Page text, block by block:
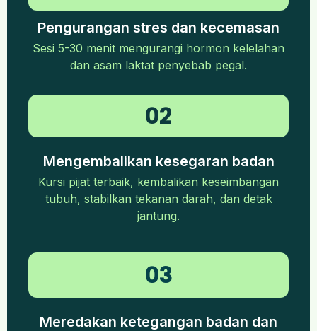
Pengurangan stres dan kecemasan
Sesi 5-30 menit mengurangi hormon kelelahan
dan asam laktat penyebab pegal.
02
Mengembalikan kesegaran badan
Kursi pijat terbaik, kembalikan keseimbangan
tubuh, stabilkan tekanan darah, dan detak
jantung.
03
Meredakan ketegangan badan dan